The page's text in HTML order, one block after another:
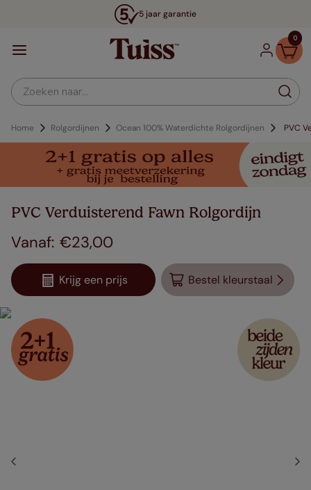
5 jaar garantie
0
Zoeken naar...
Home Rolgordijnen Ocean 100% Waterdichte Rolgordijnen PVC
PVC Verduisterend Fawn Rolgordijn
€23,00
Krijg een prijs Bestel kleurstaal